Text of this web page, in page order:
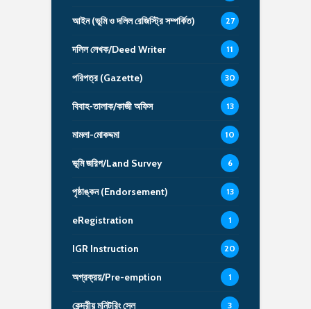
আইন (ভূমি ও দলিল রেজিস্ট্রি সম্পর্কিত) 27
দলিল লেখক/Deed Writer 11
পরিপত্র (Gazette) 30
বিবাহ-তালাক/কাজী অফিস 13
মামলা-মোকদ্দমা 10
ভূমি জরিপ/Land Survey 6
পৃষ্ঠাঙ্কন (Endorsement) 13
eRegistration 1
IGR Instruction 20
অগ্রক্রয়/Pre-emption 1
কেন্দ্রীয় মনিটরিং সেল 3